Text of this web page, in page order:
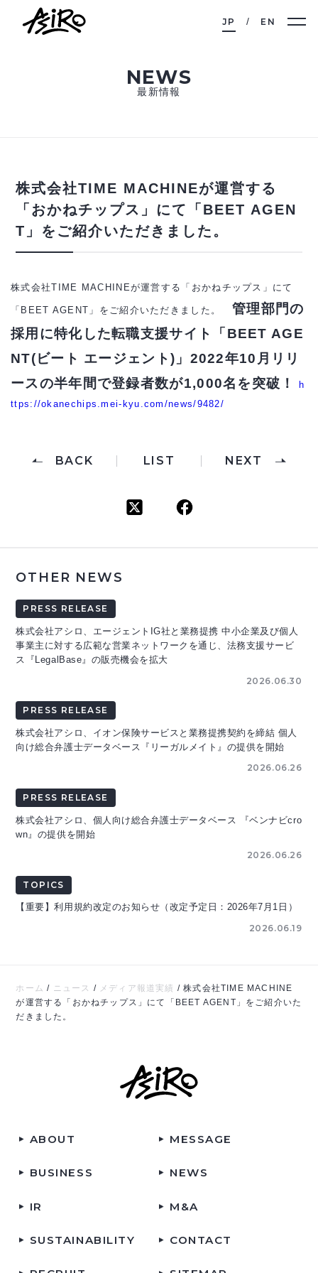
JP EN
NEWS
最新情報
株式会社TIME MACHINEが運営する
「おかねチップス」にて「BEET AGEN
T」をご紹介いただきました。
株式会社TIME MACHINEが運営する「おかねチップス」にて
「BEET AGENT」をご紹介いただきました。 管理部門の
採用に特化した転職支援サイト「BEET AGE
NT(ビート エージェント)」2022年10月リリ
ースの半年間で登録者数が1,000名を突破！
h
ttps://okanechips.mei-kyu.com/news/9482/
BACK LIST NEXT
OTHER NEWS
PRESS RELEASE
株式会社アシロ、エージェントIG社と業務提携 中小企業及び個人
事業主に対する広範な営業ネットワークを通じ、法務支援サービ
ス『LegalBase』の販売機会を拡大
2026.06.30
PRESS RELEASE
株式会社アシロ、イオン保険サービスと業務提携契約を締結 個人
向け総合弁護士データベース『リーガルメイト』の提供を開始
2026.06.26
PRESS RELEASE
株式会社アシロ、個人向け総合弁護士データベース 『ベンナビcro
wn』の提供を開始
2026.06.26
TOPICS
【重要】利用規約改定のお知らせ（改定予定日：2026年7月1日）
2026.06.19
ホーム / ニュース / メディア報道実績 /株式会社TIME MACHINE
が運営する「おかねチップス」にて「BEET AGENT」をご紹介いた
だきました。
ABOUT MESSAGE
BUSINESS NEWS
IR M&A
SUSTAINABILITY CONTACT